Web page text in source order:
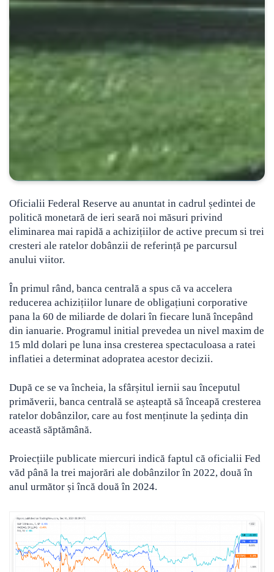
Oficialii Federal Reserve au anuntat in cadrul ședintei de
politică monetară de ieri seară noi măsuri privind
eliminarea mai rapidă a achizițiilor de active precum si trei
cresteri ale ratelor dobânzii de referință pe parcursul
anului viitor.
În primul rând, banca centrală a spus că va accelera
reducerea achizițiilor lunare de obligațiuni corporative
pana la 60 de miliarde de dolari în fiecare lună începând
din ianuarie. Programul initial prevedea un nivel maxim de
15 mld dolari pe luna insa cresterea spectaculoasa a ratei
inflatiei a determinat adopratea acestor decizii.
După ce se va încheia, la sfârșitul iernii sau începutul
primăverii, banca centrală se așteaptă să înceapă cresterea
ratelor dobânzilor, care au fost menținute la ședința din
această săptămână.
Proiecțiile publicate miercuri indică faptul că oficialii Fed
văd până la trei majorări ale dobânzilor în 2022, două în
anul următor și încă două în 2024.